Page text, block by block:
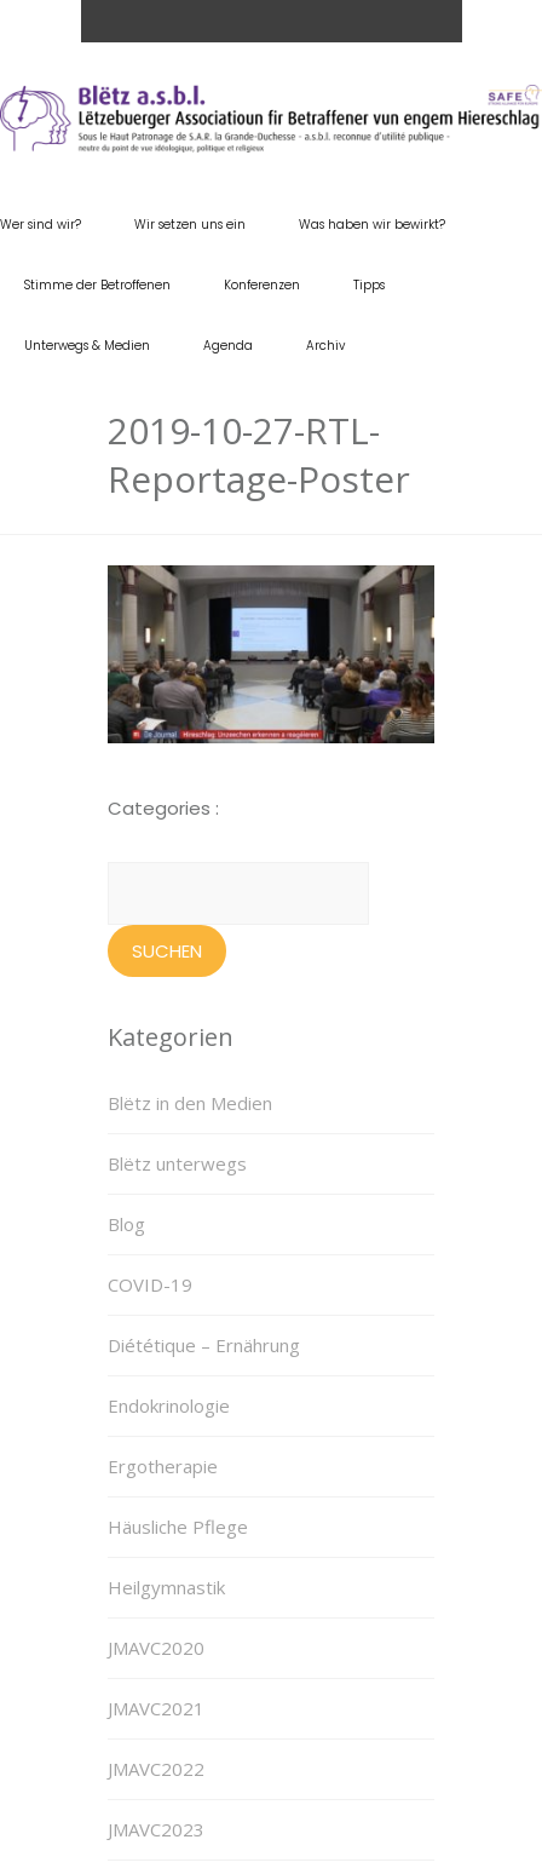
Wer sind wir? Wir setzen uns ein Was haben wir bewirkt?
Stimme der Betroffenen Konferenzen Tipps
Unterwegs & Medien Agenda Archiv
2019-10-27-RTL-
Reportage-Poster
Categories :
Kategorien
Blëtz in den Medien
Blëtz unterwegs
Blog
COVID-19
Diététique – Ernährung
Endokrinologie
Ergotherapie
Häusliche Pflege
Heilgymnastik
JMAVC2020
JMAVC2021
JMAVC2022
JMAVC2023